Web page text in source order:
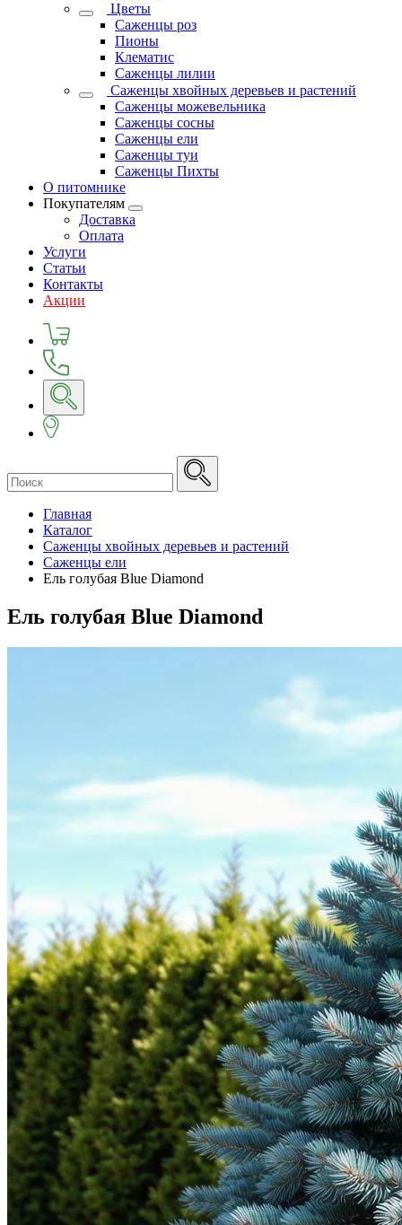
Цветы
Саженцы роз
Пионы
Клематис
Саженцы лилии
Саженцы хвойных деревьев и растений
Саженцы можевельника
Саженцы сосны
Саженцы ели
Саженцы туи
Саженцы Пихты
О питомнике
Покупателям
Доставка
Оплата
Услуги
Статьи
Контакты
Акции
Главная
Каталог
Саженцы хвойных деревьев и растений
Саженцы ели
Ель голубая Blue Diamond
Ель голубая Blue Diamond